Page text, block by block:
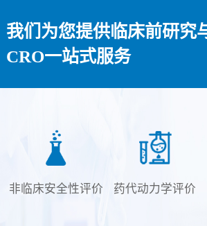
我们为您提供临床前研究
CRO一站式服务
非临床安全性评价 药代动力学评价